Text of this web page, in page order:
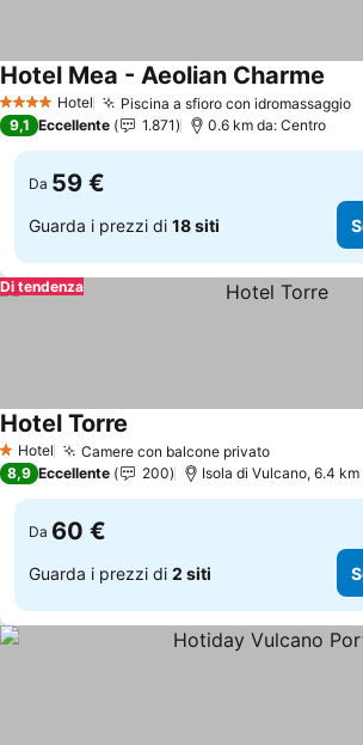
4 Stelle Hotel Piscina a sfioro con idromassaggio
Hotel Mea - Aeolian Charme
9,1 Eccellente 1.871 0.6 km da: Centro
Da 59 €
Guarda i prezzi di 18 siti
Di tendenza
1 Stelle
Hotel Camere con balcone privatoScopri i
Hotel Torre
8,9 Eccellente 200 Isola di Vulcano, 6.4 km
Da 60 €
Guarda i prezzi di 2 siti